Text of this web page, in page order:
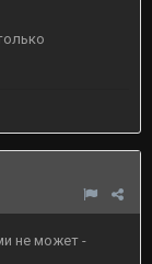
не может -